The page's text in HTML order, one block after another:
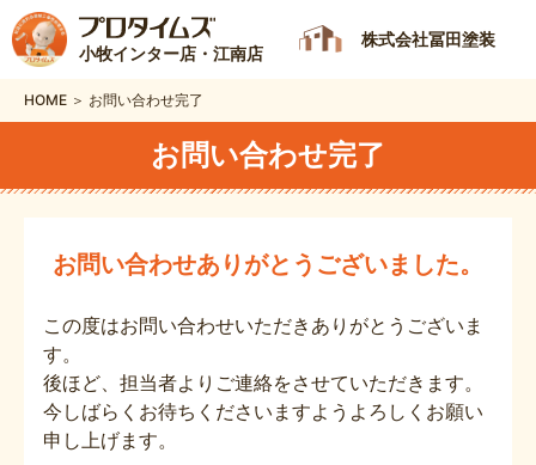
小牧インター店・江南店
株式会社冨田塗装
HOME ＞ お問い合わせ完了
お問い合わせ完了
お問い合わせありがとうございました。
この度はお問い合わせいただきありがとうございま
す。
後ほど、担当者よりご連絡をさせていただきます。
今しばらくお待ちくださいますようよろしくお願い
申し上げます。